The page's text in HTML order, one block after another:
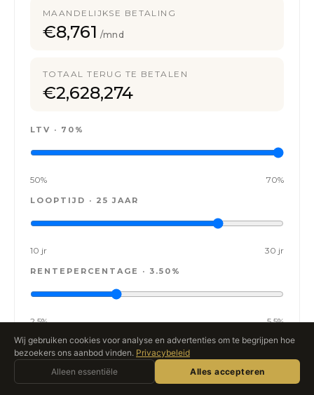
MAANDELIJKSE BETALING
€8,761 /mnd
TOTAAL TERUG TE BETALEN
€2,628,274
LTV · 70%
50% 70%
LOOPTIJD · 25 JAAR
10 jr 30 jr
RENTEPERCENTAGE · 3.50%
2.5% 5.5%
Vereiste aanbetaling
Leenbedrag €1,750,000
Vraag Roccabox
AI-ASSISTENT · LIVE
Wij gebruiken cookies voor analyse en advertenties om te begrijpen hoe
bezoekers ons aanbod vinden. Privacybeleid
Alleen essentiële
Alles accepteren